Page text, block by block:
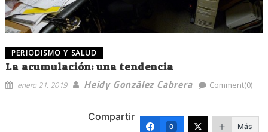
PERIODISMO Y SALUD
La acumulación: una tendencia
enero 21, 2019 Heidy González Cabrera Comment(0)
Compartir
0 Más